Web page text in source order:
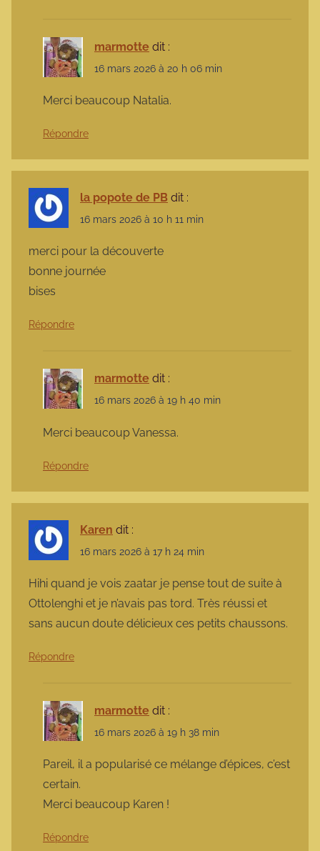
marmotte dit :
16 mars 2026 à 20 h 06 min
Merci beaucoup Natalia.
Répondre
la popote de PB dit :
16 mars 2026 à 10 h 11 min
merci pour la découverte
bonne journée
bises
Répondre
marmotte dit :
16 mars 2026 à 19 h 40 min
Merci beaucoup Vanessa.
Répondre
Karen dit :
16 mars 2026 à 17 h 24 min
Hihi quand je vois zaatar je pense tout de suite à
Ottolenghi et je n’avais pas tord. Très réussi et
sans aucun doute délicieux ces petits chaussons.
Répondre
marmotte dit :
16 mars 2026 à 19 h 38 min
Pareil, il a popularisé ce mélange d’épices, c’est
certain.
Merci beaucoup Karen !
Répondre